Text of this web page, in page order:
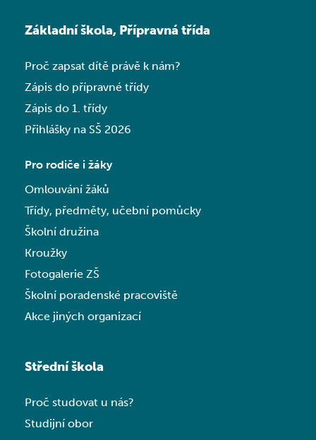
Základní škola, Přípravná třída
Proč zapsat dítě právě k nám?
Zápis do přípravné třídy
Zápis do 1. třídy
Přihlášky na SŠ 2026
Pro rodiče i žáky
Omlouvání žáků
Třídy, předměty, učební pomůcky
Školní družina
Kroužky
Fotogalerie ZŠ
Školní poradenské pracoviště
Akce jiných organizací
Střední škola
Proč studovat u nás?
Studijní obor